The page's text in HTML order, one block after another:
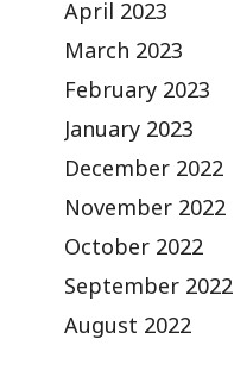
April 2023
March 2023
February 2023
January 2023
December 2022
November 2022
October 2022
September 2022
August 2022